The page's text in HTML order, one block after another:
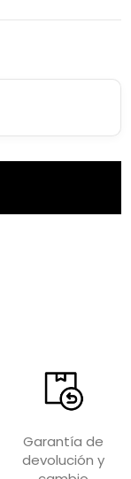
Garantía de
devolución y